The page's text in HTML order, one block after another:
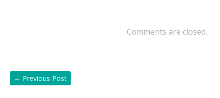
Comments are closed.
← Previous Post